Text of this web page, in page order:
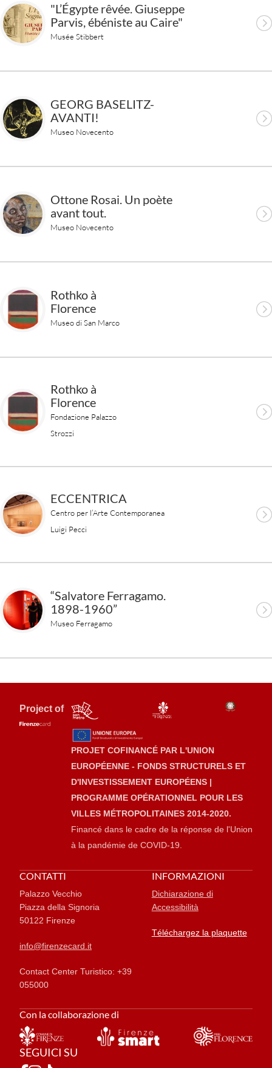
"L’Égypte rêvée. Giuseppe
Parvis, ébéniste au Caire"
Musée Stibbert
GEORG BASELITZ-
AVANTI!
Museo Novecento
Ottone Rosai. Un poète
avant tout.
Museo Novecento
Rothko à
Florence
Museo di San Marco
Rothko à
Florence
Fondazione Palazzo
Strozzi
ECCENTRICA
Centro per l’Arte Contemporanea
Luigi Pecci
“Salvatore Ferragamo.
1898-1960”
Museo Ferragamo
Project of
PROJET COFINANCÉ PAR L'UNION
EUROPÉENNE - FONDS STRUCTURELS ET
D'INVESTISSEMENT EUROPÉENS |
PROGRAMME OPÉRATIONNEL POUR LES
VILLES MÉTROPOLITAINES 2014-2020.
Financé dans le cadre de la réponse de l'Union
à la pandémie de COVID-19.
CONTATTI
Palazzo Vecchio
Piazza della Signoria
50122 Firenze
info@firenzecard.it
Contact Center Turistico: +39
055000
INFORMAZIONI
Dichiarazione di
Accessibilità
Téléchargez la plaquette
Con la collaborazione di
SEGUICI SU